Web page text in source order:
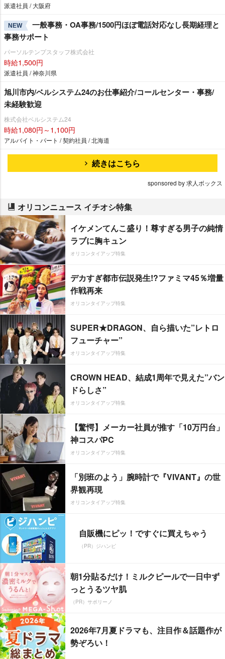
派遣社員 / 大阪府
NEW
一般事務・OA事務/1500円ほぼ電話対応なし長期経理と
事務サポート
パーソルテンプスタッフ株式会社
時給1,500円
派遣社員 / 神奈川県
旭川市内/ベルシステム24のお仕事紹介/コールセンター・事務/
未経験歓迎
株式会社ベルシステム24
時給1,080円～1,100円
アルバイト・パート / 契約社員 / 北海道
続きはこちら
sponsored by 求人ボックス
オリコンニュース イチオシ特集
イケメンてんこ盛り！尊すぎる男子の純情
ラブに胸キュン
オリコンタイアップ特集
デカすぎ都市伝説発生!?ファミマ45％増量
作戦再来
オリコンタイアップ特集
SUPER★DRAGON、自ら描いた”レトロ
フューチャー”
オリコンタイアップ特集
CROWN HEAD、結成1周年で見えた”バン
ドらしさ”
オリコンタイアップ特集
【驚愕】メーカー社員が推す「10万円台」
神コスパPC
オリコンタイアップ特集
「別班のよう」腕時計で『VIVANT』の世
界観再現
オリコンタイアップ特集
自販機にピッ！ですぐに買えちゃう
（PR）ジハンピ
朝1分貼るだけ！ミルクピールで一日中ず
っとうるツヤ肌
（PR）サボリーノ
2026年7月夏ドラマも、注目作＆話題作が
勢ぞろい！